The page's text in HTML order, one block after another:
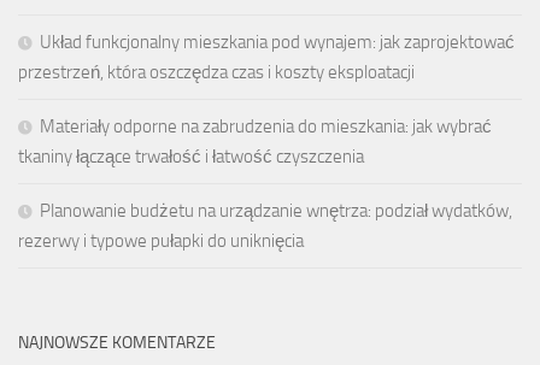
Układ funkcjonalny mieszkania pod wynajem: jak zaprojektować
przestrzeń, która oszczędza czas i koszty eksploatacji
Materiały odporne na zabrudzenia do mieszkania: jak wybrać
tkaniny łączące trwałość i łatwość czyszczenia
Planowanie budżetu na urządzanie wnętrza: podział wydatków,
rezerwy i typowe pułapki do uniknięcia
NAJNOWSZE KOMENTARZE